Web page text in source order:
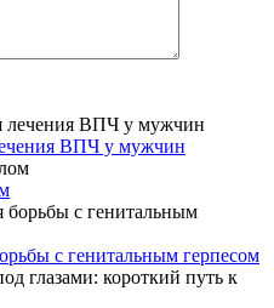
ВПЧ у мужчин
с генитальным герпесом